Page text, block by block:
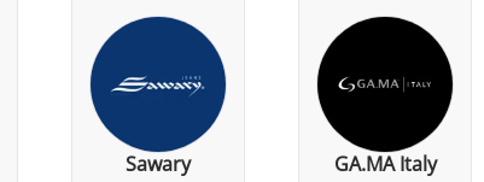
Sawary GA.MA Italy